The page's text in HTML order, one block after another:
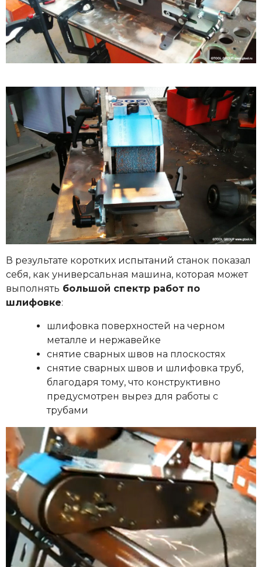
В результате коротких испытаний станок показал
себя, как универсальная машина, которая может
выполнять большой спектр работ по
шлифовке:
шлифовка поверхностей на черном
металле и нержавейке
снятие сварных швов на плоскостях
снятие сварных швов и шлифовка труб,
благодаря тому, что конструктивно
предусмотрен вырез для работы с
трубами